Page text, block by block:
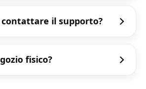
contattare il supporto?
fisico?